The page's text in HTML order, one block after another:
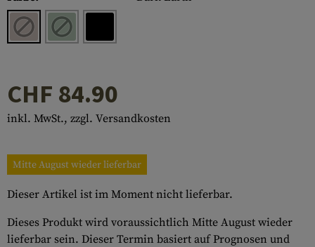
CHF 84.90
inkl. MwSt., zzgl. Versandkosten
Mitte August wieder lieferbar
Dieser Artikel ist im Moment nicht lieferbar.
Dieses Produkt wird voraussichtlich Mitte August wieder
lieferbar sein. Dieser Termin basiert auf Prognosen und